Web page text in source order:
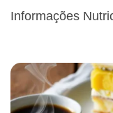
Informações